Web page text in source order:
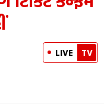
LIVE TV